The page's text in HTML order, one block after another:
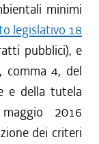
minimi
legislativo 18
pubblici), e
comma 4, del
e della tutela
2016
dei criteri